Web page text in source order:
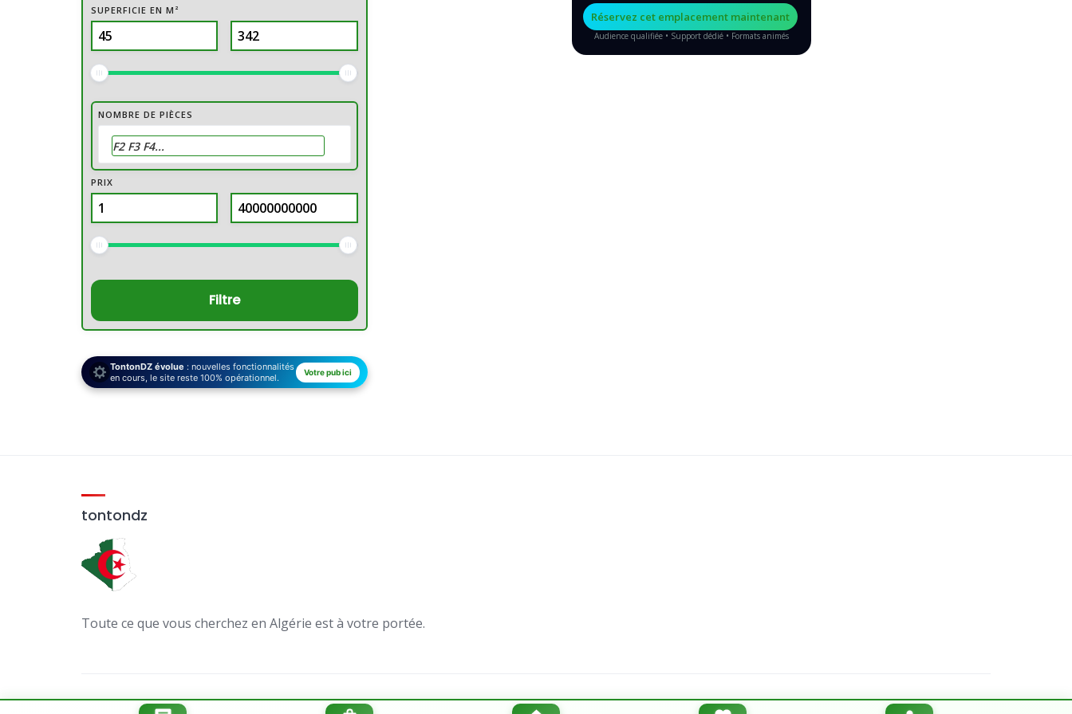
SUPERFICIE EN M²
NOMBRE DE PIÈCES
PRIX
Filtre
TontonDZ évolue : nouvelles fonctionnalités
en cours, le site reste 100% opérationnel.
Votre pub ici
Réservez cet emplacement maintenant
Audience qualifiée • Support dédié • Formats animés
tontondz
Toute ce que vous cherchez en Algérie est à votre portée.
Conditions d’utilisation politique de confidentialité Boutiques